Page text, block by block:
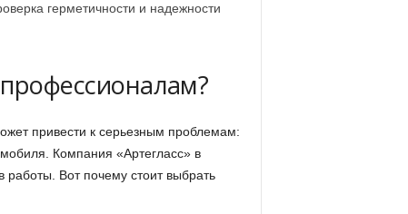
герметичности и надежности
привести к серьезным проблемам:
Компания «Артегласс» в
работы. Вот почему стоит выбрать